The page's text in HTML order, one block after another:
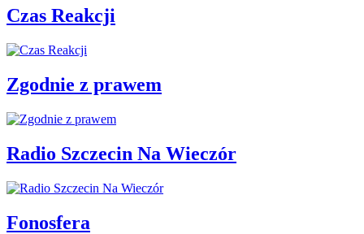
Czas Reakcji
Zgodnie z prawem
Radio Szczecin Na Wieczór
Fonosfera